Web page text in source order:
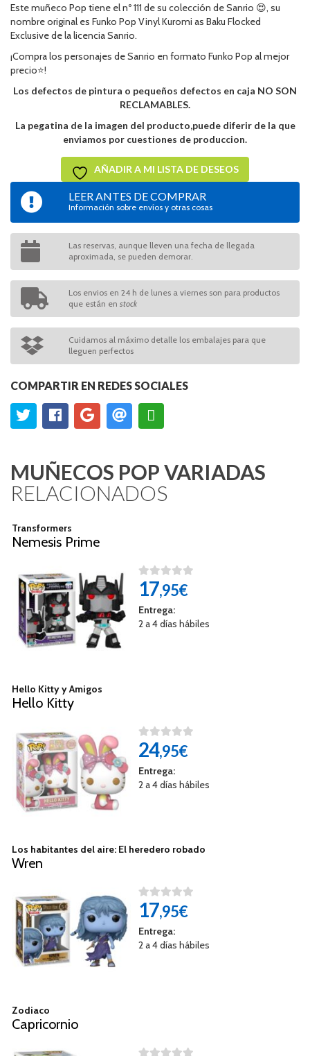
Este muñeco Pop tiene el nº 111 de su colección de Sanrio 😍, su
nombre original es Funko Pop Vinyl Kuromi as Baku Flocked
Exclusive de la licencia Sanrio.
¡Compra los personajes de Sanrio en formato Funko Pop al mejor
precio⭐!
Los defectos de pintura o pequeños defectos en caja NO SON
RECLAMABLES.
La pegatina de la imagen del producto,puede diferir de la que
enviamos por cuestiones de produccion.
AÑADIR A MI LISTA DE DESEOS
LEER ANTES DE COMPRAR
Información sobre envíos y otras cosas
Las reservas, aunque lleven una fecha de llegada
aproximada, se pueden demorar.
Los envios en 24 h de lunes a viernes son para productos
que están en stock
Cuidamos al máximo detalle los embalajes para que
lleguen perfectos
COMPARTIR EN REDES SOCIALES
MUÑECOS POP VARIADAS
RELACIONADOS
Transformers
Nemesis Prime
17,95€
Entrega:
2 a 4 días hábiles
Hello Kitty y Amigos
Hello Kitty
24,95€
Entrega:
2 a 4 días hábiles
Los habitantes del aire: El heredero robado
Wren
17,95€
Entrega:
2 a 4 días hábiles
Zodiaco
Capricornio